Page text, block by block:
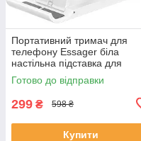
Портативний тримач для
телефону Essager біла
настільна підставка для
гаджетів (смартфону,
планшета)
Готово до відправки
299 ₴ 598 ₴
Купити